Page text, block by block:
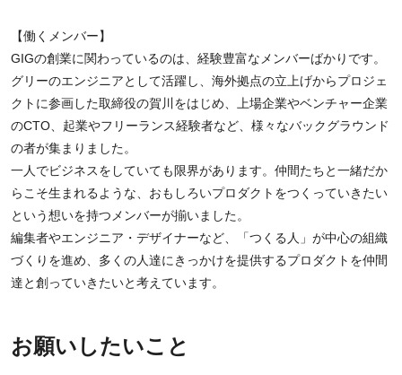
【働くメンバー】
GIGの創業に関わっているのは、経験豊富なメンバーばかりです。
グリーのエンジニアとして活躍し、海外拠点の立上げからプロジェ
クトに参画した取締役の賀川をはじめ、上場企業やベンチャー企業
のCTO、起業やフリーランス経験者など、様々なバックグラウンド
の者が集まりました。
一人でビジネスをしていても限界があります。仲間たちと一緒だか
らこそ生まれるような、おもしろいプロダクトをつくっていきたい
という想いを持つメンバーが揃いました。
編集者やエンジニア・デザイナーなど、「つくる人」が中心の組織
づくりを進め、多くの人達にきっかけを提供するプロダクトを仲間
達と創っていきたいと考えています。
お願いしたいこと